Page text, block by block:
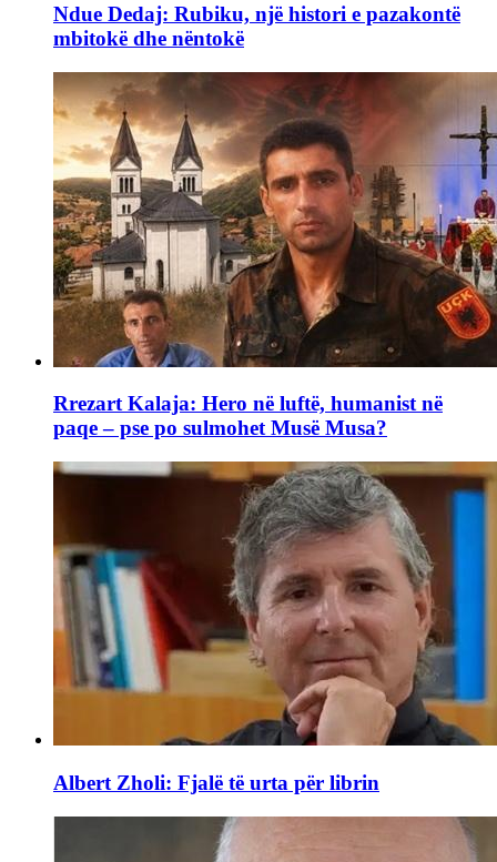
Ndue Dedaj: Rubiku, një histori e pazakontë
mbitokë dhe nëntokë
Rrezart Kalaja: Hero në luftë, humanist në
paqe – pse po sulmohet Musë Musa?
Albert Zholi: Fjalë të urta për librin